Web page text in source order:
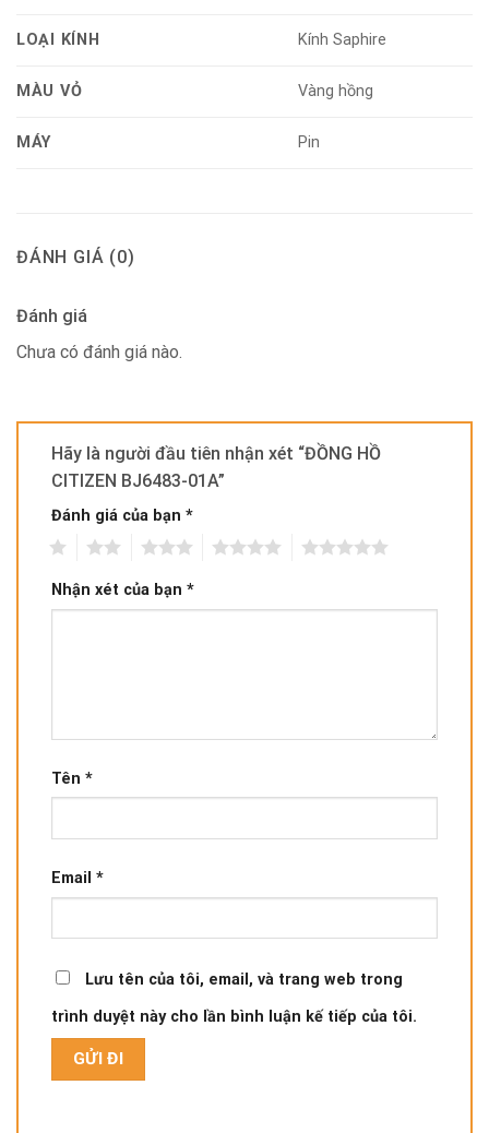
LOẠI KÍNH Kính Saphire
MÀU VỎ Vàng hồng
MÁY Pin
ĐÁNH GIÁ (0)
Đánh giá
Chưa có đánh giá nào.
Hãy là người đầu tiên nhận xét “ĐỒNG HỒ
CITIZEN BJ6483-01A”
Đánh giá của bạn *
Nhận xét của bạn *
Tên *
Email *
Lưu tên của tôi, email, và trang web trong
trình duyệt này cho lần bình luận kế tiếp của tôi.